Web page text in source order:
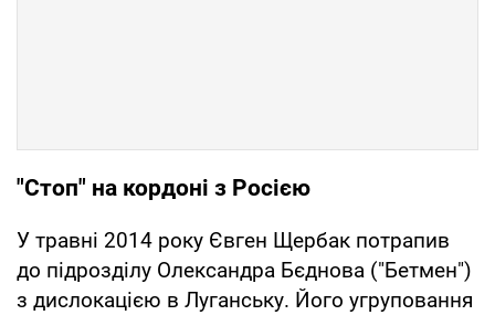
"Стоп" на кордоні з Росією
У травні 2014 року Євген Щербак потрапив
до підрозділу Олександра Бєднова ("Бетмен")
з дислокацією в Луганську. Його угруповання